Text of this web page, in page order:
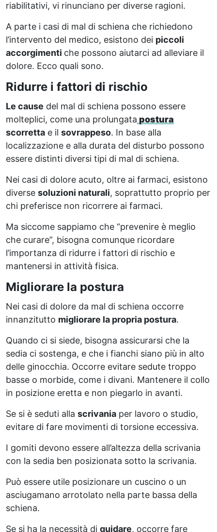
riabilitativi, vi rinunciano per diverse ragioni.
A parte i casi di mal di schiena che richiedono
l’intervento del medico, esistono dei piccoli
accorgimenti che possono aiutarci ad alleviare il
dolore. Ecco quali sono.
Ridurre i fattori di rischio
Le cause del mal di schiena possono essere
molteplici, come una prolungata postura
scorretta e il sovrappeso. In base alla
localizzazione e alla durata del disturbo possono
essere distinti diversi tipi di mal di schiena.
Nei casi di dolore acuto, oltre ai farmaci, esistono
diverse soluzioni naturali, soprattutto proprio per
chi preferisce non ricorrere ai farmaci.
Ma siccome sappiamo che “prevenire è meglio
che curare”, bisogna comunque ricordare
l’importanza di ridurre i fattori di rischio e
mantenersi in attività fisica.
Migliorare la postura
Nei casi di dolore da mal di schiena occorre
innanzitutto migliorare la propria postura.
Quando ci si siede, bisogna assicurarsi che la
sedia ci sostenga, e che i fianchi siano più in alto
delle ginocchia. Occorre evitare sedute troppo
basse o morbide, come i divani. Mantenere il collo
in posizione eretta e non piegarlo in avanti.
Se si è seduti alla scrivania per lavoro o studio,
evitare di fare movimenti di torsione eccessiva.
I gomiti devono essere all’altezza della scrivania
con la sedia ben posizionata sotto la scrivania.
Può essere utile posizionare un cuscino o un
asciugamano arrotolato nella parte bassa della
schiena.
Se si ha la necessità di guidare, occorre fare